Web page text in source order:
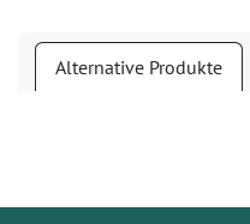
Alternative Produkte